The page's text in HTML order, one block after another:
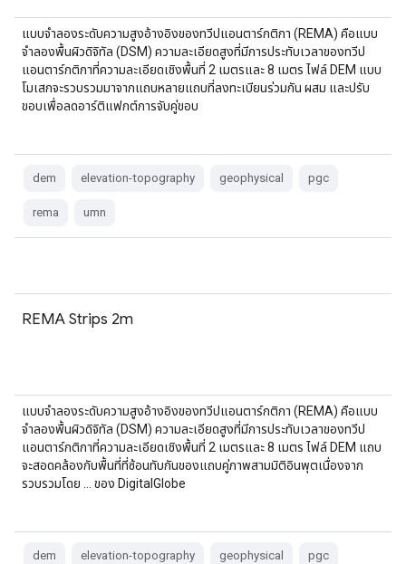
แบบจำลองระดับความสูงอ้างอิงของทวีปแอนตาร์กติกา (REMA) คือแบบ
จำลองพื้นผิวดิจิทัล (DSM) ความละเอียดสูงที่มีการประทับเวลาของทวีป
แอนตาร์กติกาที่ความละเอียดเชิงพื้นที่ 2 เมตรและ 8 เมตร ไฟล์ DEM แบบ
โมเสกจะรวบรวมมาจากแถบหลายแถบที่ลงทะเบียนร่วมกัน ผสม และปรับ
ขอบเพื่อลดอาร์ติแฟกต์การจับคู่ขอบ
dem elevation-topography geophysical pgc
rema umn
REMA Strips 2m
แบบจำลองระดับความสูงอ้างอิงของทวีปแอนตาร์กติกา (REMA) คือแบบ
จำลองพื้นผิวดิจิทัล (DSM) ความละเอียดสูงที่มีการประทับเวลาของทวีป
แอนตาร์กติกาที่ความละเอียดเชิงพื้นที่ 2 เมตรและ 8 เมตร ไฟล์ DEM แถบ
จะสอดคล้องกับพื้นที่ที่ซ้อนทับกันของแถบคู่ภาพสามมิติอินพุตเนื่องจาก
รวบรวมโดย … ของ DigitalGlobe
dem elevation-topography geophysical pgc